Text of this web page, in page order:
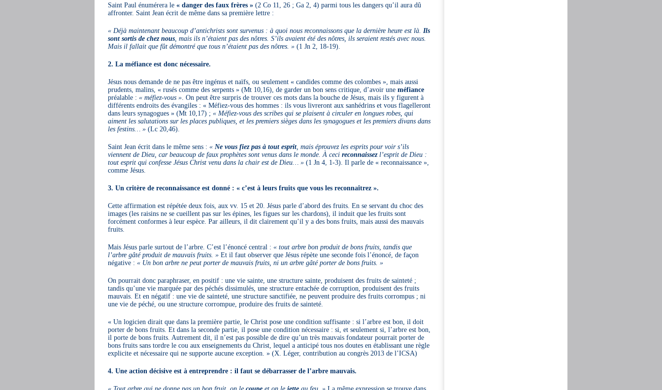
Saint Paul énumérera le « danger des faux frères »(2 Co 11, 26 ; Ga 2, 4) parmi tous les dangers qu’il aura dû
affronter. Saint Jean écrit de même dans sa première lettre :
« Déjà maintenant beaucoup d’antichrists sont survenus : à quoi nous reconnaissons que la dernière heure est là. Ils
sont sortis de chez nous, mais ils n’étaient pas des nôtres. S’ils avaient été des nôtres, ils seraient restés avec nous.
Mais il fallait que fût démontré que tous n’étaient pas des nôtres. » (1 Jn 2, 18-19).
2. La méfiance est donc nécessaire.
Jésus nous demande de ne pas être ingénus et naïfs, ou seulement « candides comme des colombes », mais aussi
prudents, malins, « rusés comme des serpents » (Mt 10,16), de garder un bon sens critique, d’avoir une méfiance
préalable : « méfiez-vous ». On peut être surpris de trouver ces mots dans la bouche de Jésus, mais ils y figurent à
différents endroits des évangiles : « Méfiez-vous des hommes : ils vous livreront aux sanhédrins et vous flagelleront
dans leurs synagogues » (Mt 10,17) ; « Méfiez-vous des scribes qui se plaisent à circuler en longues robes, qui
aiment les salutations sur les places publiques, et les premiers sièges dans les synagogues et les premiers divans dans
les festins… »(Lc 20,46).
Saint Jean écrit dans le même sens : « Ne vous fiez pas à tout esprit, mais éprouvez les esprits pour voir s’ils
viennent de Dieu, car beaucoup de faux prophètes sont venus dans le monde. À ceci reconnaissezl’esprit de Dieu :
tout esprit qui confesse Jésus Christ venu dans la chair est de Dieu… »(1 Jn 4, 1-3). Il parle de « reconnaissance »,
comme Jésus.
3. Un critère de reconnaissance est donné : « c’est à leurs fruits que vous les reconnaîtrez ».
Cette affirmation est répétée deux fois, aux vv. 15 et 20. Jésus parle d’abord des fruits. En se servant du choc des
images (les raisins ne se cueillent pas sur les épines, les figues sur les chardons), il induit que les fruits sont
forcément conformes à leur espèce. Par ailleurs, il dit clairement qu’il y a des bons fruits, mais aussi des mauvais
fruits.
Mais Jésus parle surtout de l’arbre. C’est l’énoncé central : « tout arbre bon produit de bons fruits, tandis que
l’arbre gâté produit de mauvais fruits. »Et il faut observer que Jésus répète une seconde fois l’énoncé, de façon
négative : « Un bon arbre ne peut porter de mauvais fruits, ni un arbre gâté porter de bons fruits. »
On pourrait donc paraphraser, en positif : une vie sainte, une structure sainte, produisent des fruits de sainteté ;
tandis qu’une vie marquée par des péchés dissimulés, une structure entachée de corruption, produisent des fruits
mauvais. Et en négatif : une vie de sainteté, une structure sanctifiée, ne peuvent produire des fruits corrompus ; ni
une vie de péché, ou une structure corrompue, produire des fruits de sainteté.
« Un logicien dirait que dans la première partie, le Christ pose une condition suffisante : si l’arbre est bon, il doit
porter de bons fruits. Et dans la seconde partie, il pose une condition nécessaire : si, et seulement si, l’arbre est bon,
il porte de bons fruits. Autrement dit, il n’est pas possible de dire qu’un très mauvais fondateur pourrait porter de
bons fruits sans tordre le cou aux enseignements du Christ, lequel a anticipé tous nos doutes en établissant une règle
explicite et nécessaire qui ne supporte aucune exception. » (X. Léger, contribution au congrès 2013 de l’ICSA)
4. Une action décisive est à entreprendre : il faut se débarrasser de l’arbre mauvais.
« Tout arbre qui ne donne pas un bon fruit, on le coupeet on le jette au feu. »La même expression se trouve dans